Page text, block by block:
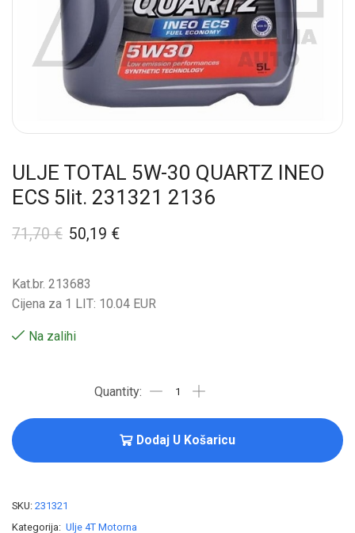
ULJE TOTAL 5W-30 QUARTZ INEO
ECS 5lit. 231321 2136
71,70€ 50,19 €
Kat.br. 213683
Cijena za 1 LIT: 10.04 EUR
Na zalihi
Dodaj U Košaricu
SKU: 231321
Kategorija: Ulje 4T Motorna